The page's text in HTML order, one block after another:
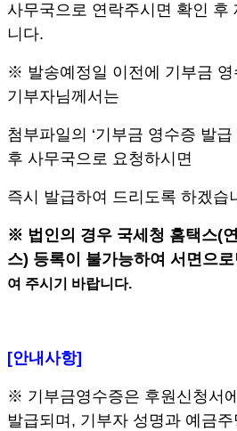
사무국으로 연락주시면 확인 후
니다.
※ 발송예정일 이전에 기부금
기부자님께서는
첨부파일의 ‘기부금 영수증 발급
후 사무국으로 요청하시면
즉시 발급하여 드리도록 하겠습
※ 법인의 경우 국세청 홈택스(
스) 등록이 불가능하여 서면으
여 주시기 바랍니다.
[안내사항]
※ 기부금영수증은 후원신청서
발급되며 , 기부자 성명과 예금주